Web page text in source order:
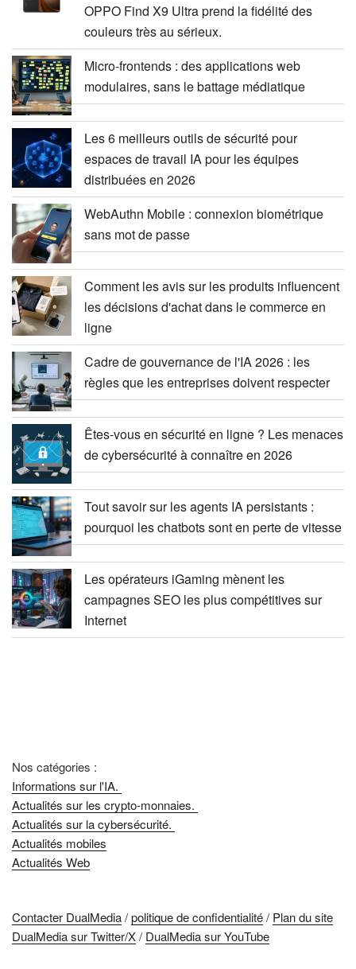
OPPO Find X9 Ultra prend la fidélité des
couleurs très au sérieux.
Micro-frontends : des applications web
modulaires, sans le battage médiatique
Les 6 meilleurs outils de sécurité pour
espaces de travail IA pour les équipes
distribuées en 2026
WebAuthn Mobile : connexion biométrique
sans mot de passe
Comment les avis sur les produits influencent
les décisions d'achat dans le commerce en
ligne
Cadre de gouvernance de l'IA 2026 : les
règles que les entreprises doivent respecter
Êtes-vous en sécurité en ligne ? Les menaces
de cybersécurité à connaître en 2026
Tout savoir sur les agents IA persistants :
pourquoi les chatbots sont en perte de vitesse
Les opérateurs iGaming mènent les
campagnes SEO les plus compétitives sur
Internet
Nos catégories :
Informations sur l'IA.
Actualités sur les crypto-monnaies.
Actualités sur la cybersécurité.
Actualités mobiles
Actualités Web
Contacter DualMedia/politique de confidentialité/ Plan du site
DualMedia sur Twitter/X/ DualMedia sur YouTube